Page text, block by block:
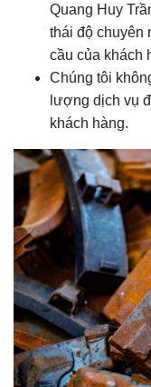
Quang Huy
thái độ chuyên
cầu của khách
Chúng tôi
lượng dịch vụ
khách hàng.